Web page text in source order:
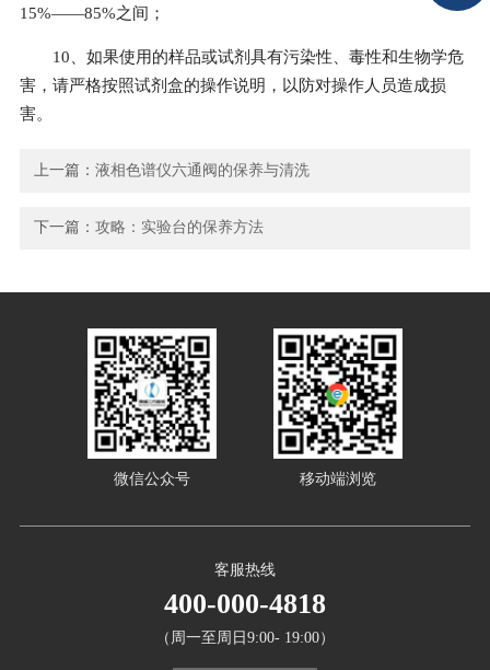
15%——85%之间；
10、如果使用的样品或试剂具有污染性、毒性和生物学危
害，请严格按照试剂盒的操作说明，以防对操作人员造成损
害。
上一篇：液相色谱仪六通阀的保养与清洗
下一篇：攻略：实验台的保养方法
客服热线
400-000-4818
（周一至周日9:00- 19:00）
微信公众号 移动端浏览